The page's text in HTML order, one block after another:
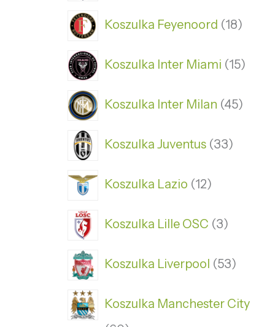
Koszulka Feyenoord 18
Koszulka Inter Miami 15
Koszulka Inter Milan 45
Koszulka Juventus 33
Koszulka Lazio 12
Koszulka Lille OSC 3
Koszulka Liverpool 53
Koszulka Manchester City